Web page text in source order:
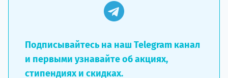
Подписывайтесь на наш Telegram канал
и первыми узнавайте об акциях,
стипендиях и скидках.